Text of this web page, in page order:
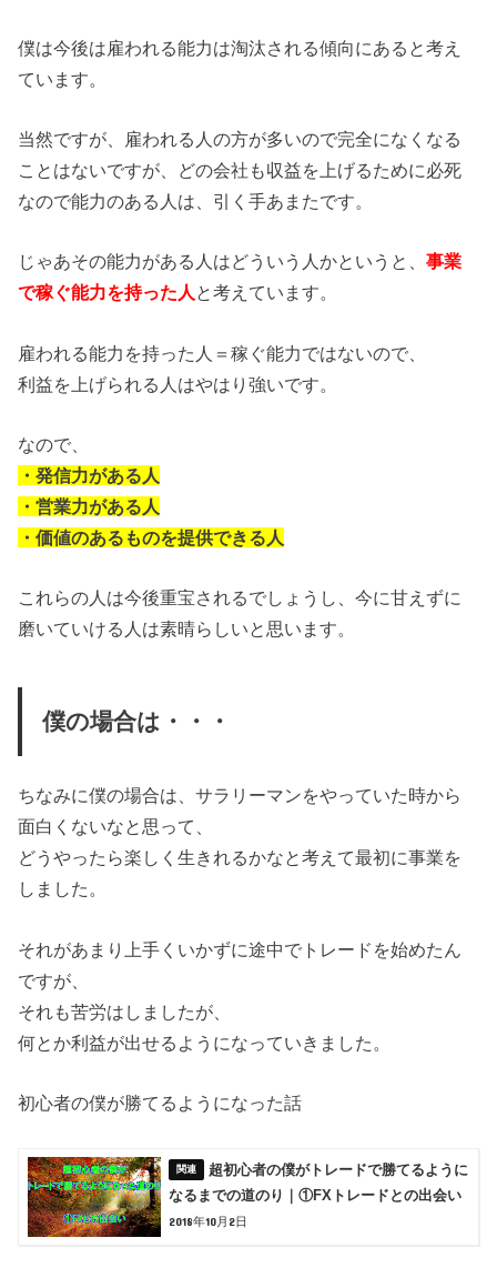
僕は今後は雇われる能力は淘汰される傾向にあると考え
ています。
当然ですが、雇われる人の方が多いので完全になくなる
ことはないですが、どの会社も収益を上げるために必死
なので能力のある人は、引く手あまたです。
じゃあその能力がある人はどういう人かというと、事業
で稼ぐ能力を持った人 と考えています。
雇われる能力を持った人＝稼ぐ能力ではないので、
利益を上げられる人はやはり強いです。
なので、
・発信力がある人
・営業力がある人
・価値のあるものを提供できる人
これらの人は今後重宝されるでしょうし、今に甘えずに
磨いていける人は素晴らしいと思います。
僕の場合は・・・
ちなみに僕の場合は、サラリーマンをやっていた時から
面白くないなと思って、
どうやったら楽しく生きれるかなと考えて最初に事業を
しました。
それがあまり上手くいかずに途中でトレードを始めたん
ですが、
それも苦労はしましたが、
何とか利益が出せるようになっていきました。
初心者の僕が勝てるようになった話
超初心者の僕がトレードで勝てるように
なるまでの道のり｜①FXトレードとの出会い
2018年10月2日